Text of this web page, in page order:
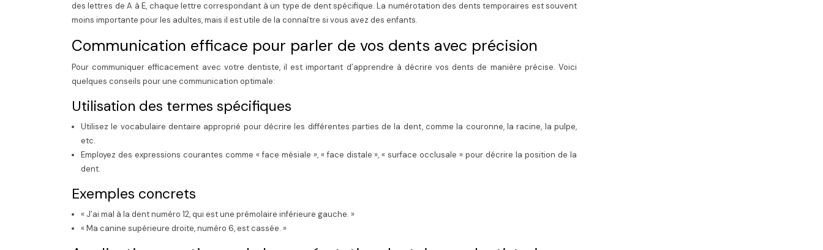
des lettres de A à E, chaque lettre correspondant à un type de dent spécifique. La numérotation des dents temporaires est souvent
moins importante pour les adultes, mais il est utile de la connaître si vous avez des enfants.
Communication efficace pour parler de vos dents avec précision
Pour communiquer efficacement avec votre dentiste, il est important d’apprendre à décrire vos dents de manière précise. Voici
quelques conseils pour une communication optimale:
Utilisation des termes spécifiques
Utilisez le vocabulaire dentaire approprié pour décrire les différentes parties de la dent, comme la couronne, la racine, la pulpe,
etc.
Employez des expressions courantes comme « face mésiale », « face distale », « surface occlusale » pour décrire la position de la
dent.
Exemples concrets
« J’ai mal à la dent numéro 12, qui est une prémolaire inférieure gauche. »
« Ma canine supérieure droite, numéro 6, est cassée. »